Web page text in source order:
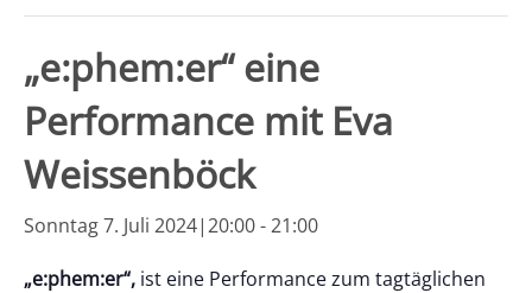
„e:phem:er“ eine
Performance mit Eva
Weissenböck
Sonntag 7. Juli 2024|20:00-21:00
„e:phem:er“, ist eine Performance zum tagtäglichen